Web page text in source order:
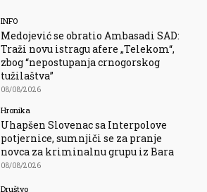
INFO
Medojević se obratio Ambasadi SAD:
Traži novu istragu afere „Telekom“,
zbog “nepostupanja crnogorskog
tužilaštva”
08/08/2026
Hronika
Uhapšen Slovenac sa Interpolove
potjernice, sumnjiči se za pranje
novca za kriminalnu grupu iz Bara
08/08/2026
Društvo